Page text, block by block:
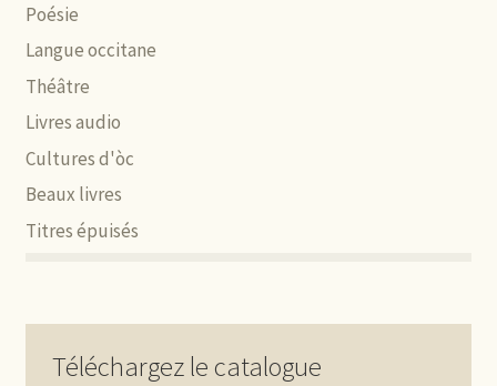
Poésie
Langue occitane
Théâtre
Livres audio
Cultures d'òc
Beaux livres
Titres épuisés
Téléchargez le catalogue